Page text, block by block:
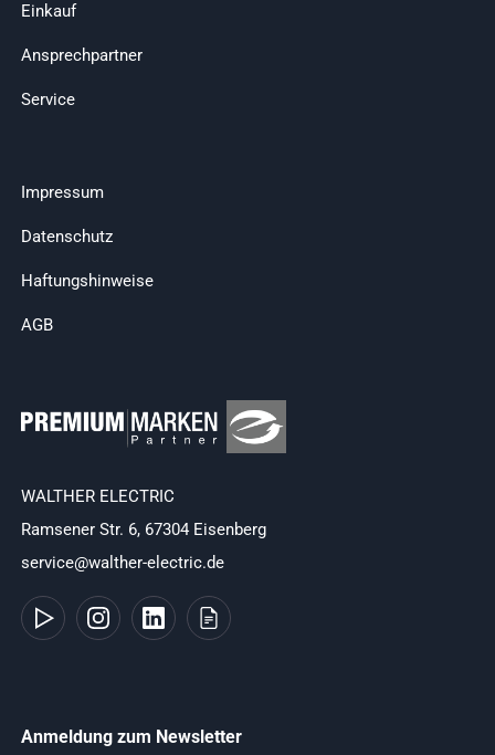
Einkauf
Ansprechpartner
Service
Impressum
Datenschutz
Haftungshinweise
AGB
WALTHER ELECTRIC
Ramsener Str. 6, 67304 Eisenberg
service@walther-electric.de
Anmeldung zum Newsletter